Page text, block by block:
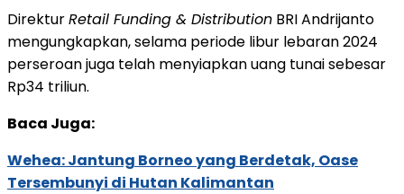
DirekturRetail Funding & Distribution BRI Andrijanto
mengungkapkan, selama periode libur lebaran 2024
perseroan juga telah menyiapkan uang tunai sebesar
Rp34 triliun.
Baca Juga:
Wehea: Jantung Borneo yang Berdetak, Oase
Tersembunyi di Hutan Kalimantan